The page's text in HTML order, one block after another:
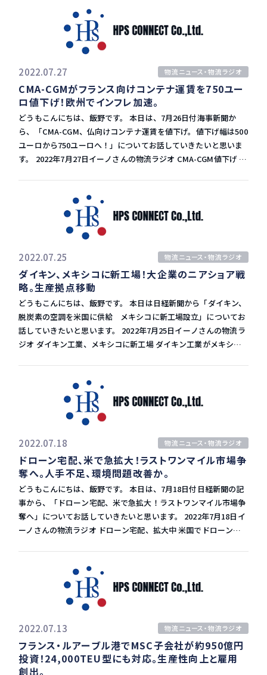
まだどうなるかは分かりません。 ポイントは港の自動化と、ホワ
イトハウスがいつ入ってくるか、という点だと思います。 港湾混
心の港の混雑は再び悪化する傾向にあります。 北米西岸の一部タ
満杯となり、来週以降は本船の荷役を一時的に停止せざるを得な
い状況にまで追い込まれています。 内陸部の混雑悪化 LA、LBの
両港からの内陸向けのインターモーダル輸送では、鉄道の荷役場
へのシャーシ不足のため、西岸港湾は実質的に内陸向けの輸送の
制限を行っています。 北米内陸部では昨年、コンテナ貨物の大量
流入により鉄道輸送の混雑状況が悪化しました。このためUP鉄道
が、内陸向け国際コンテナ貨物の引き受けを一時的に停止した経
にスペースが取れなくなるのか、運賃が再度上昇となるのか、引
き続き目が離せない状況です。
の上昇を背景に、フォワーディングを中心に全部門で収益を伸ば
合も業績を押し上げたほか、生産性の向上施策もうまくいったこ
とが要因とされています。 部門別売上 部門別に見ると、フォワー
ディングの売上高は91%増、貨物のユニット当たりの粗利益率も
大幅に向上しました。 貨物取扱量は海上貨物が18%増の約135万
TEU、航空貨物が19%増の約81・4万トン。 取扱量が20％近く増
加しています。 そして陸送の売上高は26%増で、国際貨物と企業
間輸送の取り扱いが増加しています。 ロジスティクスの売上高は
62%増、倉庫の稼働率が過去最高を記録しました。 DSVの今後の
見通し アジリティーの一般物流部門の統合により、中東、東南ア
ジアでの事業を拡大しました。 この上期の業績の伸びを受け、
DSVは2022年12月期の金利・税引き前利益を上方修正しました。
そして、年内は航空・海上貨物輸送の需要の軟調を予想していま
す。サプライチェーンの制約も徐々に緩和すると見ており、フォ
ワーディングの粗利率低下も見込んでいます。 イエンス・アンダ
ーセン・グループCEO（最高経営責任者）は、「この数カ月は輸
ーンの制約になっている。引き続き顧客の支援に注力する」とコ
メントしています。 2022年のマーケット状況 2022年の1月から6
月期は、船会社やフォワーダーの業績は大体良いと思います。 今
回のDSVは前年同期比で金利・税引前利益が2.1倍と、去年のマー
ケットが高い状態であったにも関わらず、更に高い数字を出しま
した。 2022年の1-3月期までかなり高い運賃が続いていました
が、第二クオーターから運賃が軟化してきています。北米のピー
外とスムーズにいっている感じがします。 僕としても実務的にも
安定しているので、やりやすくなっています。 しかし、まだどう
転ぶか分からないので、この安定期にちゃんと準備をしないとい
けません。 安定した状況でも業績は伸ばせます。 現状維持で満
ます。
2022.07.27 物流ニュース・物流ラジオ
CMA-CGMがフランス向けコンテナ運賃を750ユー
ロ値下げ！欧州でインフレ加速。
どうもこんにちは、飯野です。 本日は、7月26日付海事新聞か
ら、「CMA-CGM、仏向けコンテナ運賃を値下げ。値下げ幅は500
ユーロから750ユーロへ！」についてお話していきたいと思いま
す。 2022年7月27日イーノさんの物流ラジオ CMA-CGM値下げ 仏
1日からの実施となります。 一連の施策 CMA-CGMは6月末、小売
事業者を対象にコンテナ運賃を値下げすることを公表し、その時
の引き下げ額は500ユーロでした。 今回の発表では、対象者も中
小企業を含めたフランスの全顧客に拡大し、値下げ幅も750ユー
ロに拡大しています。 750ユーロという値下げ額は、CMA-CGM
によれば、顧客によっては最大25%相当の値下げに相当するとの
ことです。この他、仏発の輸出コンテナ貨物についても100ユー
ロ値下げします。 この一連の施策は、仏政府の意向を受けた施策
と言われています。 このCMA-CGMの動きが他の船会社にどう影
響するのか？が個人的に気になるところです。 ヨーロッパのイン
フレ 実際に最近では、海上運賃は下がってきています。 北米で
は鉄道への接続でターミナルにコンテナ滞留が発生し、北米西岸
の労使交渉による動きがまだ不透明のため、今後、どうなるかは
まだ分からない現状です。 しかし、今回のCMA-CGMの動きは、
フランスのインフレ対策です。 ヨーロッパでも各地でインフレが
起こっています。 ユーロ圏の6月の消費者物価指数は前年同月比
で8.6%増であり、フランス・スペイン・イタリアが過去最高のイ
因は、ロシア・ウクライナ情勢によるエネルギー価格の上昇で
す。 サービスなどはそれほど値上がりしている訳ではありませ
ん。 船会社の重油の契約はどうなっているか分かりませんが、
CMA-CGMはこれまで高いと言われていた海上運賃を自ら抑え、
今年の利益を削ってまで、やりたいことがあるようです。 収益体
制としてはCMA-CGMはAPIの解放でデータを売っているため、他
の船社とは戦い方が違うのかもしれません。 今後の海運マーケッ
2022.07.25 物流ニュース・物流ラジオ
ダイキン、メキシコに新工場！大企業のニアショア戦
略。生産拠点移動
どうもこんにちは、飯野です。 本日は日経新聞から「ダイキン、
脱炭素の空調を米国に供給 メキシコに新工場設立」についてお
話していきたいと思います。 2022年7月25日イーノさんの物流ラ
ジオ ダイキン工業、メキシコに新工場 ダイキン工業がメキシコ
も二酸化炭素削減につながる日本式の空調システムの需要が増え
り、脱炭素に向けた省エネ技術が競争を左右する局面になりまし
た。 タイからメキシコへ生産拠点移動 ダイキンのメキシコ新工
場は、延べ床面積約7万平方メートル、2,000人規模を雇用して空
調機を生産します。 メキシコで生産する機種は、現在タイなどア
ジア拠点から米国に供給しているものです。 タイにダイキンの大
きな工場があり、日系企業が多く入っているアマタナコーンとい
う工業団地で一番いい立地のところにあります。 しかし足元の輸
送費高騰で、原価に占める輸送費の割合が機種によっては2割超
に達しています。これまで港湾の混乱を受け、船便より割高な航
空便を使うケースもありました。 そこで、需要地のそばで生産す
ることで、安価な安定供給につなげるほか、納期を6分の1程度に
縮めて需要変動に強い体制を構築していくとのことです。 ニアシ
れまでお伝えしています。 サンプライチェーンの混乱で、生産を
う考えが広がってきました。 メキシコには空調関連のサプライヤ
ーが多くあるほか、空調でも使う樹脂を自動車産業向けに手がけ
る企業もあります。 ダイキンのニアショア ダイキンは部品の現
2022.07.18 物流ニュース・物流ラジオ
ドローン宅配、米で急拡大！ラストワンマイル市場争
奪へ。人手不足、環境問題改善か。
どうもこんにちは、飯野です。 本日は、7月18日付日経新聞の記
事から、「ドローン宅配、米で急拡大！ラストワンマイル市場争
奪へ」についてお話していきたいと思います。 2022年7月18日イ
ーノさんの物流ラジオ ドローン宅配、拡大中 米国でドローンを
に6州400万世帯への宅配を実現する予定です。インターネット通
販最大手アマゾンも相次いでサービスを提供しています。 消費者
の玄関先まで商品を届ける「ラストワンマイル」市場の争奪戦が
熱を帯びています。 記事に紹介されているアメリカの主なドロー
ン宅配は下記の４社です ・ドローンアップ（ウォルマートの配
送） ・アマゾン ・ウィング（Googleの親会社アルファベットの
傘下） ・ジップライン（豊田通商と連携して実験） ドローンア
ップ オンラインでの注文から平均22分で食料品やおむつ、医薬品
2022.07.13 物流ニュース・物流ラジオ
フランス・ルアーブル港でMSC子会社が約950億円
投資！24,000TEU型にも対応。生産性向上と雇用
創出。